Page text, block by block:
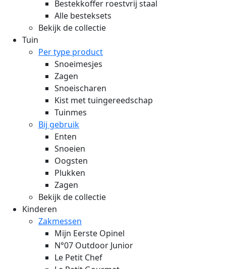
Bestekkoffer roestvrij staal
Alle besteksets
Bekijk de collectie
Tuin
Per type product
Snoeimesjes
Zagen
Snoeischaren
Kist met tuingereedschap
Tuinmes
Bij gebruik
Enten
Snoeien
Oogsten
Plukken
Zagen
Bekijk de collectie
Kinderen
Zakmessen
Mijn Eerste Opinel
N°07 Outdoor Junior
Le Petit Chef